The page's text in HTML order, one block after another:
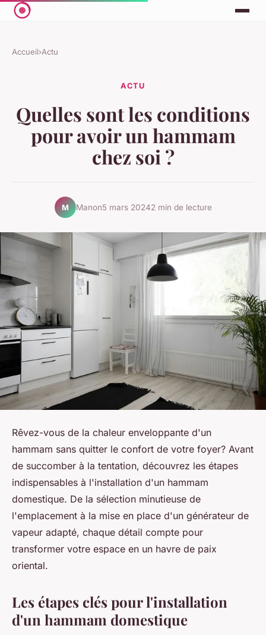
Accueil›Actu
ACTU
Quelles sont les conditions
pour avoir un hammam
chez soi ?
M Manon5 mars 20242 min de lecture
Rêvez-vous de la chaleur enveloppante d'un
hammam sans quitter le confort de votre foyer? Avant
de succomber à la tentation, découvrez les étapes
indispensables à l'installation d'un hammam
domestique. De la sélection minutieuse de
l'emplacement à la mise en place d'un générateur de
vapeur adapté, chaque détail compte pour
transformer votre espace en un havre de paix
oriental.
Les étapes clés pour l'installation
d'un hammam domestique